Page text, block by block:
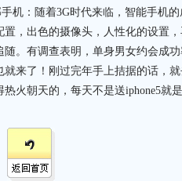
：随着3G时代来临，智能手机的
置，出色的摄像头，人性化的设置
随。有调查表明，单身男女约会成
就来了！刚过完年手上拮据的话，
热火朝天的，每天不是送iphone5就